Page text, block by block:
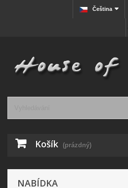
Čeština
Košík (prázdný)
NABÍDKA